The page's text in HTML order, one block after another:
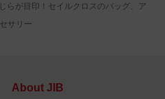
らが目印！セイルクロスのバッグ、ア
サリー
About JIB